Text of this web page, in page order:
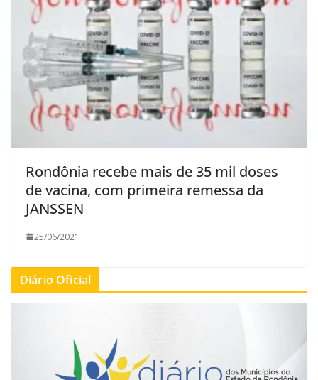
Rondônia recebe mais de 35 mil doses
de vacina, com primeira remessa da
JANSSEN
25/06/2021
Diário Oficial